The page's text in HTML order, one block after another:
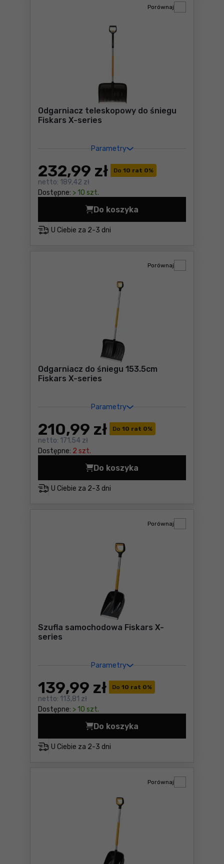
Odgarniacz teleskopowy do śniegu
Fiskars X-series
Parametry
Do 10 rat 0%
232,99 zł
netto: 189,42 zł
Dostępne: > 10 szt.
Porównaj
U Ciebie za 2-3 dni
Do koszyka
Odgarniacz teleskopowy
Odgarniacz do śniegu 153.5cm
Fiskars X-series
Parametry
Do 10 rat 0%
210,99 zł
netto: 171,54 zł
Dostępne: 2 szt.
Porównaj
U Ciebie za 2-3 dni
Do koszyka
Odgarniacz do śniegu
Szufla samochodowa Fiskars X-
series
Parametry
Do 10 rat 0%
139,99 zł
netto: 113,81 zł
Dostępne: > 10 szt.
Porównaj
U Ciebie za 2-3 dni
Do koszyka
Szufla samochodowa
Porównaj